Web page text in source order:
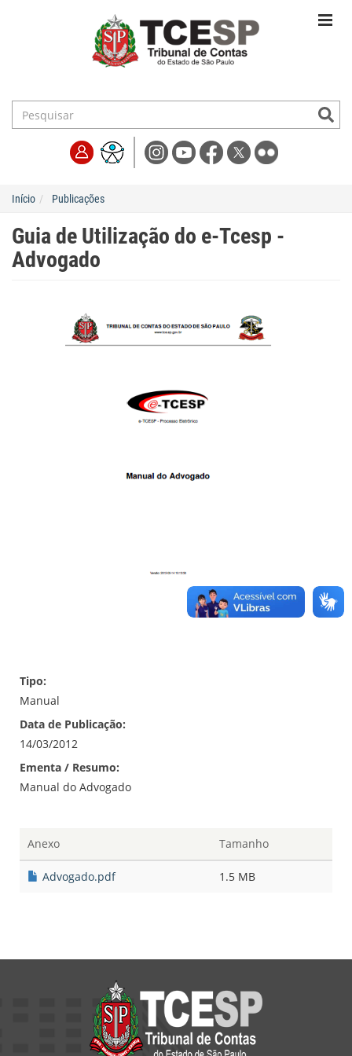
Início Publicações
Guia de Utilização do e-Tcesp -
Advogado
Tipo:
Manual
Data de Publicação:
14/03/2012
Ementa / Resumo:
Manual do Advogado
Anexo Tamanho
Advogado.pdf 1.5 MB